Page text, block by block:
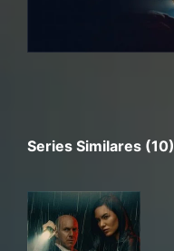
Series Similares (10)